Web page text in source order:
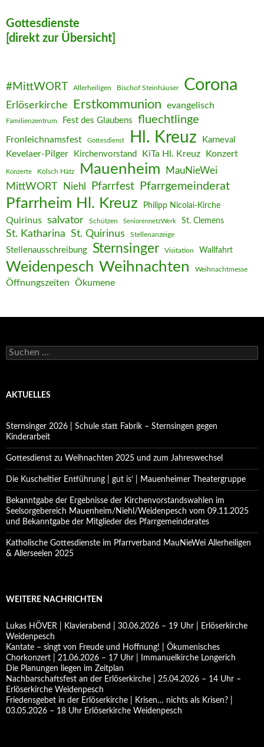
Gottesdienste
[direkt zur Übersicht]
#MittWORT Allerheiligen Bischof Steinhäuser Corona
Erlöserkirche Erstkommunion evangelisch
Familienzentrum Fest des Glaubens fluechtlinge
Fronleichnamsfest Gottesdienst Hl. Kreuz Karneval
Kevelaer-Pilger Kirchenvorstand KiTa Hl. Kreuz Konzert
Konzerte Kölsch Hätz Mauenheim MauNieWei
MittWORT Niehl Pfarrfest Pfarrgemeinderat
Pfarrheim Hl. Kreuz Philipp Nicolai-Kirche
Quirinus salvator Schützen SeniorennetzWerk St. Clemens
St. Katharina St. Quirinus Stellenanzeige
Stellenausschreibung Sternsinger Visitation Wallfahrt
Weidenpesch Weihnachten Weihnachtmesse
Öffnungszeiten Ökumene
Suchen
nach:
AKTUELLES
Sternsinger 2026 | Schule statt Fabrik – Sternsingen gegen
Kinderarbeit
Gottesdienst zu Weihnachten 2025 und zum Jahreswechsel
Die Kuscheltier Entführung | gut is‘ | Mauenheimer Theatergruppe
Bekanntgabe der Ergebnisse der Kirchenvorstandswahlen im
Seelsorgebereich Mauenheim/Niehl/Weidenpesch vom 09.11.2025
und Bekanntgabe der Mitglieder des Pfarrgemeinderates
Katholische Gottesdienste im Pfarrverband MauNieWei Allerheiligen
& Allerseelen 2025
WEITERE NACHRICHTEN
Lukas HÖVER | Klavierabend | 30.06.2026 – 19 Uhr | Erlöserkirche
Weidenpesch
Kantate – singt von Freude und Hoffnung! | Ökumenisches
Chorkonzert | 21.06.2026 – 17 Uhr | Immanuelkirche Longerich
Die Planungen liegen im Zeitplan
Nachbarschaftsfest an der Erlöserkirche | 25.04.2026 – 14 Uhr –
Erlöserkirche Weidenpesch
Friedensgebet in der Erlöserkirche | Krisen… nichts als Krisen? |
03.05.2026 – 18 Uhr Erlöserkirche Weidenpesch